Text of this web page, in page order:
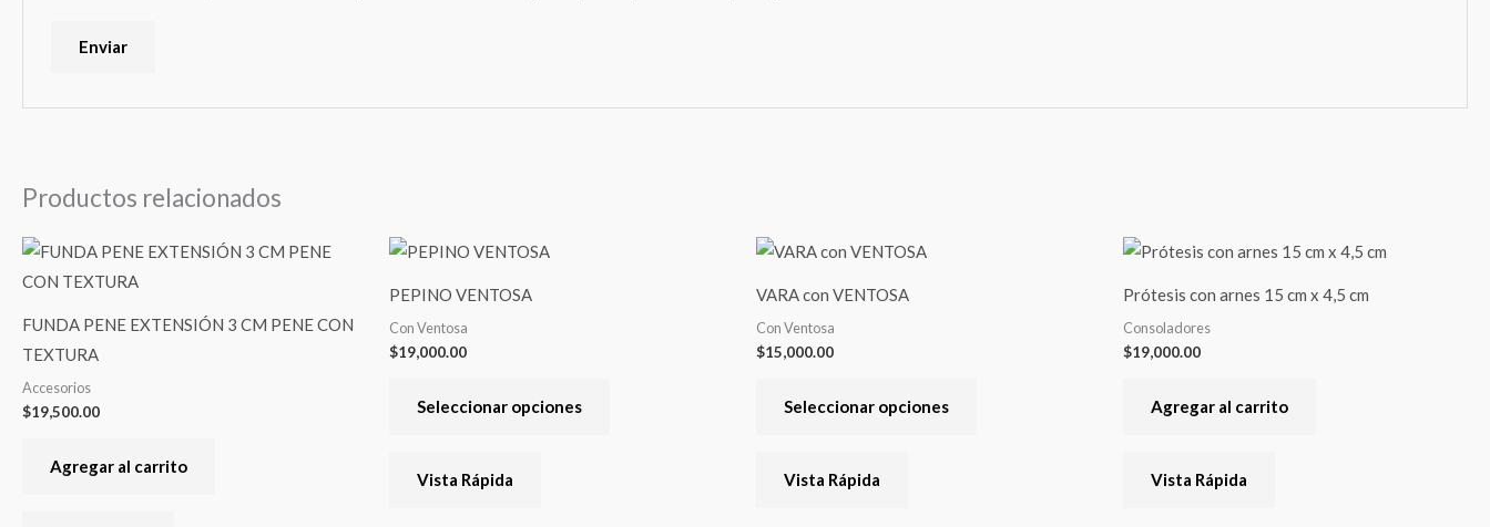
Productos relacionados
FUNDA PENE EXTENSIÓN 3 CM PENE CON
TEXTURA
Accesorios
$19,500.00
Agregar al carrito
PEPINO VENTOSA
Con Ventosa
$19,000.00
Seleccionar opciones
Vista Rápida
VARA con VENTOSA
Con Ventosa
$15,000.00
Seleccionar opciones
Vista Rápida
Prótesis con arnes 15 cm x 4,5 cm
Consoladores
$19,000.00
Agregar al carrito
Vista Rápida